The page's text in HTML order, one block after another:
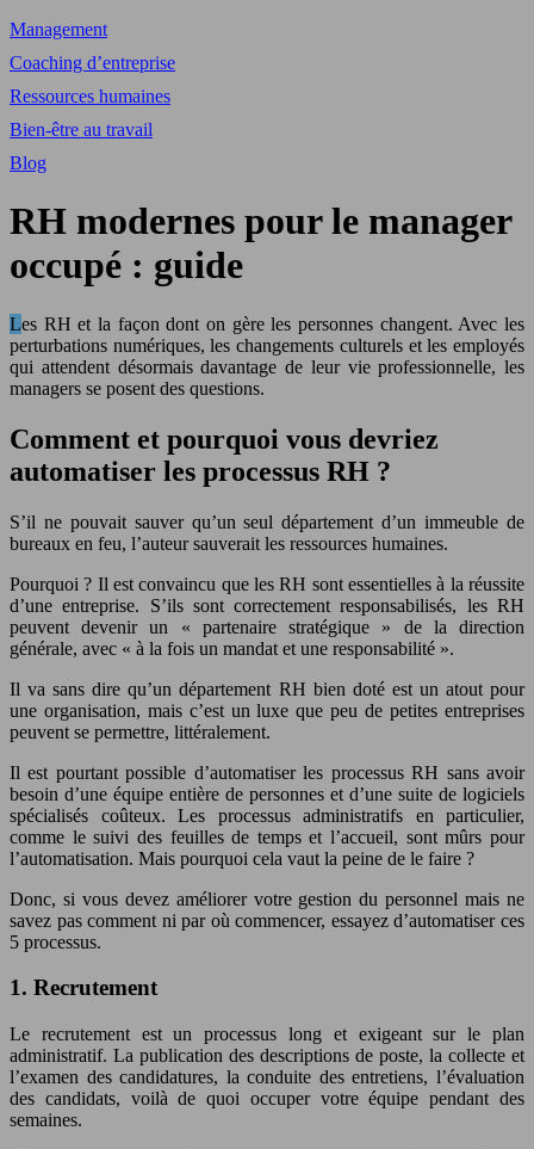
Management
Coaching d’entreprise
Ressources humaines
Bien-être au travail
Blog
RH modernes pour le manager
occupé : guide
Les RH et la façon dont on gère les personnes changent. Avec les
perturbations numériques, les changements culturels et les employés
qui attendent désormais davantage de leur vie professionnelle, les
managers se posent des questions.
Comment et pourquoi vous devriez
automatiser les processus RH ?
S’il ne pouvait sauver qu’un seul département d’un immeuble de
bureaux en feu, l’auteur sauverait les ressources humaines.
Pourquoi ? Il est convaincu que les RH sont essentielles à la réussite
d’une entreprise. S’ils sont correctement responsabilisés, les RH
peuvent devenir un « partenaire stratégique » de la direction
générale, avec « à la fois un mandat et une responsabilité ».
Il va sans dire qu’un département RH bien doté est un atout pour
une organisation, mais c’est un luxe que peu de petites entreprises
peuvent se permettre, littéralement.
Il est pourtant possible d’automatiser les processus RH sans avoir
besoin d’une équipe entière de personnes et d’une suite de logiciels
spécialisés coûteux. Les processus administratifs en particulier,
comme le suivi des feuilles de temps et l’accueil, sont mûrs pour
l’automatisation. Mais pourquoi cela vaut la peine de le faire ?
Donc, si vous devez améliorer votre gestion du personnel mais ne
savez pas comment ni par où commencer, essayez d’automatiser ces
5 processus.
1. Recrutement
Le recrutement est un processus long et exigeant sur le plan
administratif. La publication des descriptions de poste, la collecte et
l’examen des candidatures, la conduite des entretiens, l’évaluation
des candidats, voilà de quoi occuper votre équipe pendant des
semaines.